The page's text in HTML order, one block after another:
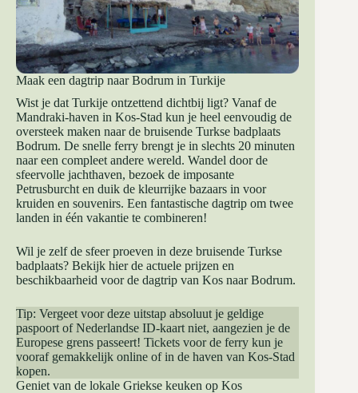
Maak een dagtrip naar Bodrum in Turkije
Wist je dat Turkije ontzettend dichtbij ligt? Vanaf de
Mandraki-haven in Kos-Stad kun je heel eenvoudig de
oversteek maken naar de bruisende Turkse badplaats
Bodrum. De snelle ferry brengt je in slechts 20 minuten
naar een compleet andere wereld. Wandel door de
sfeervolle jachthaven, bezoek de imposante
Petrusburcht en duik de kleurrijke bazaars in voor
kruiden en souvenirs. Een fantastische dagtrip om twee
landen in één vakantie te combineren!
Wil je zelf de sfeer proeven in deze bruisende Turkse
badplaats? Bekijk hier de actuele prijzen en
beschikbaarheid voor de dagtrip van Kos naar Bodrum.
Tip: Vergeet voor deze uitstap absoluut je geldige
paspoort of Nederlandse ID-kaart niet, aangezien je de
Europese grens passeert! Tickets voor de ferry kun je
vooraf gemakkelijk online of in de haven van Kos-Stad
kopen.
Geniet van de lokale Griekse keuken op Kos